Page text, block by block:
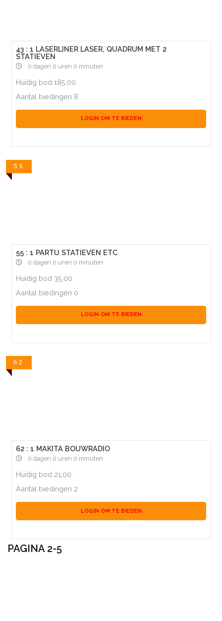
43 : 1 LASERLINER LASER, QUADRUM MET 2
STATIEVEN
0 dagen 0 uren 0 minuten
Huidig bod 185,00
Aantal biedingen 8
LOGIN OM TE BIEDEN
55
55 : 1 PARTIJ STATIEVEN ETC
0 dagen 0 uren 0 minuten
Huidig bod 35,00
Aantal biedingen 0
LOGIN OM TE BIEDEN
62
62 : 1 MAKITA BOUWRADIO
0 dagen 0 uren 0 minuten
Huidig bod 21,00
Aantal biedingen 2
LOGIN OM TE BIEDEN
PAGINA 2-5